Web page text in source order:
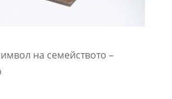
на семейството –